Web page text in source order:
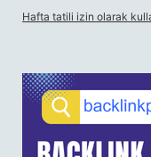
Hafta tatili izin olarak